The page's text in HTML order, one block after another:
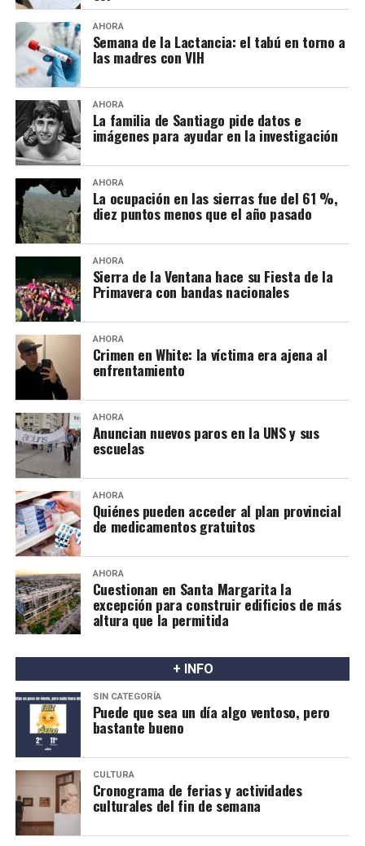
AHORA
Semana de la Lactancia: el tabú en torno a
las madres con VIH
AHORA
La familia de Santiago pide datos e
imágenes para ayudar en la investigación
AHORA
La ocupación en las sierras fue del 61 %,
diez puntos menos que el año pasado
AHORA
Sierra de la Ventana hace su Fiesta de la
Primavera con bandas nacionales
AHORA
Crimen en White: la víctima era ajena al
enfrentamiento
AHORA
Anuncian nuevos paros en la UNS y sus
escuelas
AHORA
Quiénes pueden acceder al plan provincial
de medicamentos gratuitos
AHORA
Cuestionan en Santa Margarita la
excepción para construir edificios de más
altura que la permitida
+ INFO
SIN CATEGORÍA
Puede que sea un día algo ventoso, pero
bastante bueno
CULTURA
Cronograma de ferias y actividades
culturales del fin de semana